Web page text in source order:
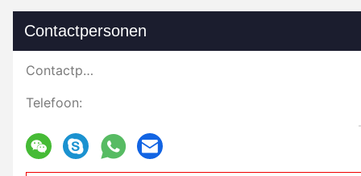
Contactpersonen
Contactpersonen:
Telefoon: